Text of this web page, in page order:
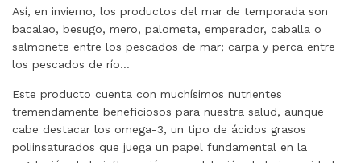
Así, en invierno, los productos del mar de temporada son
bacalao, besugo, mero, palometa, emperador, caballa o
salmonete entre los pescados de mar; carpa y perca entre
los pescados de río…
Este producto cuenta con muchísimos nutrientes
tremendamente beneficiosos para nuestra salud, aunque
cabe destacar los omega-3, un tipo de ácidos grasos
poliinsaturados que juega un papel fundamental en la